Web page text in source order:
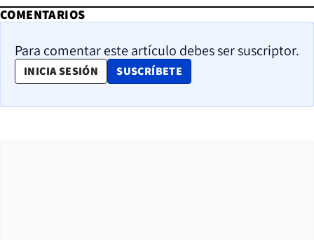
COMENTARIOS
Para comentar este artículo debes ser suscriptor.
INICIA SESIÓN SUSCRÍBETE
OPENS IN NEW WINDOW